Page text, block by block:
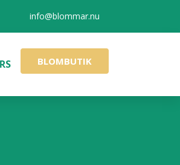
info@blommar.nu
BLOMBUTIK